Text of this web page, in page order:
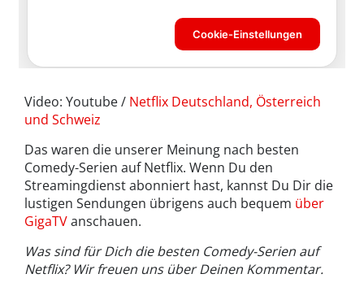
Video: Youtube / Netflix Deutschland, Österreich
und Schweiz
Das waren die unserer Meinung nach besten
Comedy-Serien auf Netflix. Wenn Du den
Streamingdienst abonniert hast, kannst Du Dir die
lustigen Sendungen übrigens auch bequem über
GigaTVanschauen.
Was sind für Dich die besten Comedy-Serien auf
Netflix? Wir freuen uns über Deinen Kommentar.